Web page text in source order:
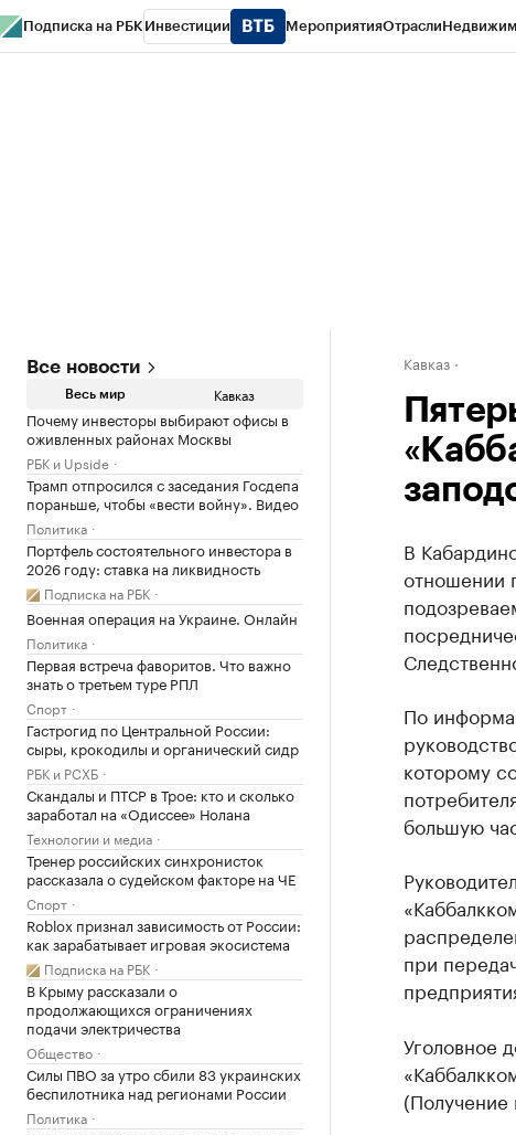
Подписка на РБК Инвестиции МероприятияОтрасли
Все новости
Весь мир Кавказ
Почему инвесторы выбирают офисы в
оживленных районах Москвы
РБК и Upside
Трамп отпросился с заседания Госдепа
пораньше, чтобы «вести войну». Видео
Политика
Портфель состоятельного инвестора в
2026 году: ставка на ликвидность
Подписка на РБК
Военная операция на Украине. Онлайн
Политика
Первая встреча фаворитов. Что важно
знать о третьем туре РПЛ
Спорт
Гастрогид по Центральной России:
сыры, крокодилы и органический сидр
РБК и РСХБ
Скандалы и ПТСР в Трое: кто и сколько
заработал на «Одиссее» Нолана
Технологии и медиа
Тренер российских синхронисток
рассказала о судейском факторе на ЧЕ
Спорт
Roblox признал зависимость от России:
как зарабатывает игровая экосистема
Подписка на РБК
В Крыму рассказали о
продолжающихся ограничениях
подачи электричества
Общество
Силы ПВО за утро сбили 83 украинских
беспилотника над регионами России
Политика
Кавказ
В
отношении
По
которому
большую
при
Уголовное
(Получение